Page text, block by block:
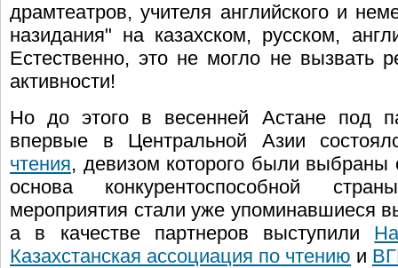
драмтеатров, учителя английского и
назидания" на казахском, русском,
Естественно, это не могло не вызвать
активности!
Но до этого в весенней Астане под
впервые в Центральной Азии
чтения, девизом которого были
основа конкурентоспособной
мероприятия стали уже
а в качестве партнеров выступили
Казахстанская ассоциация по чтению и